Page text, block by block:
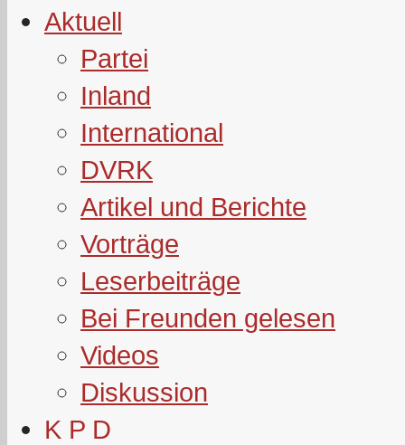
Aktuell
Partei
Inland
International
DVRK
Artikel und Berichte
Vorträge
Leserbeiträge
Bei Freunden gelesen
Videos
Diskussion
K P D